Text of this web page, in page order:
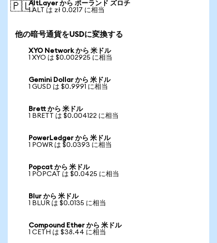
🇵🇱AltLayer から ポーランド ズロチ
1 ALT は zł 0.0217 に相当
他の暗号通貨をUSDに変換する
XYO Network から 米ドル
1 XYO は $0.002925 に相当
Gemini Dollar から 米ドル
1 GUSD は $0.9991 に相当
Brett から 米ドル
1 BRETT は $0.004122 に相当
PowerLedger から 米ドル
1 POWR は $0.0393 に相当
Popcat から 米ドル
1 POPCAT は $0.0425 に相当
Blur から 米ドル
1 BLUR は $0.0135 に相当
Compound Ether から 米ドル
1 CETH は $38.44 に相当